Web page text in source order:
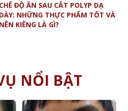
CHẾ ĐỘ ĂN SAU CẮT POLYP DẠ
DÀY: NHỮNG THỰC PHẨM TỐT VÀ
NÊN KIÊNG LÀ GÌ?
NỔI BẬT